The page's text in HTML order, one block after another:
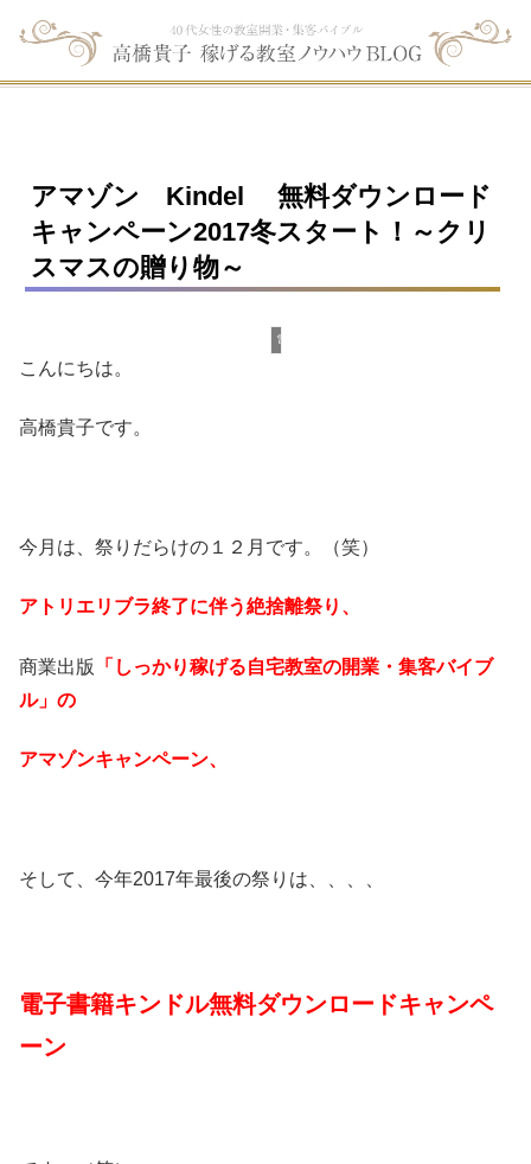
アマゾン Kindel 無料ダウンロード
キャンペーン2017冬スタート！～クリ
スマスの贈り物～
電子書籍
こんにちは。
高橋貴子です。
今月は、祭りだらけの１２月です。（笑）
アトリエリブラ終了に伴う絶捨離祭り、
商業出版
「しっかり稼げる自宅教室の開業・集客バイブ
ル」の
アマゾンキャンペーン、
そして、今年2017年最後の祭りは、、、、
電子書籍キンドル無料ダウンロードキャンペ
ーン